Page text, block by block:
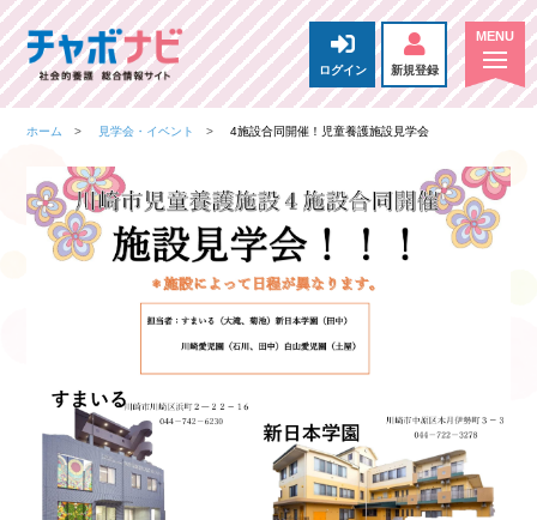
ログイン 新規登録
ホーム 見学会・イベント 4施設合同開催！児童養護施設見学会